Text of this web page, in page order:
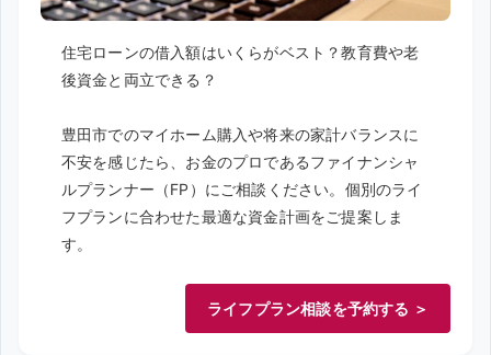
住宅ローンの借入額はいくらがベスト？教育費や老
後資金と両立できる？
豊田市でのマイホーム購入や将来の家計バランスに
不安を感じたら、お金のプロであるファイナンシャ
ルプランナー（FP）にご相談ください。個別のライ
フプランに合わせた最適な資金計画をご提案しま
す。
ライフプラン相談を予約する ＞